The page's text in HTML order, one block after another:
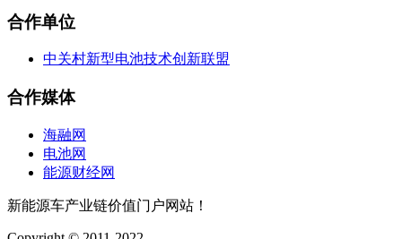
合作单位
中关村新型电池技术创新联盟
合作媒体
海融网
电池网
能源财经网
新能源车产业链价值门户网站！